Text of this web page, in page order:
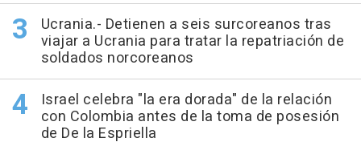
Ucrania.- Detienen a seis surcoreanos tras
viajar a Ucrania para tratar la repatriación de
soldados norcoreanos
Israel celebra "la era dorada" de la relación
con Colombia antes de la toma de posesión
de De la Espriella